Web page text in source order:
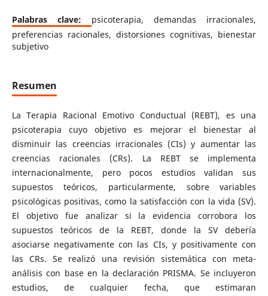
Palabras clave: psicoterapia, demandas irracionales,
preferencias racionales, distorsiones cognitivas, bienestar
subjetivo
Resumen
La Terapia Racional Emotivo Conductual (REBT), es una
psicoterapia cuyo objetivo es mejorar el bienestar al
disminuir las creencias irracionales (CIs) y aumentar las
creencias racionales (CRs). La REBT se implementa
internacionalmente, pero pocos estudios validan sus
supuestos teóricos, particularmente, sobre variables
psicológicas positivas, como la satisfacción con la vida (SV).
El objetivo fue analizar si la evidencia corrobora los
supuestos teóricos de la REBT, donde la SV debería
asociarse negativamente con las CIs, y positivamente con
las CRs. Se realizó una revisión sistemática con meta-
análisis con base en la declaración PRISMA. Se incluyeron
estudios, de cualquier fecha, que estimaran